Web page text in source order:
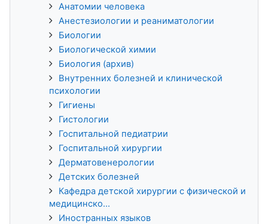
Анатомии человека
Анестезиологии и реаниматологии
Биологии
Биологической химии
Биология (архив)
Внутренних болезней и клинической
психологии
Гигиены
Гистологии
Госпитальной педиатрии
Госпитальной хирургии
Дерматовенерологии
Детских болезней
Кафедра детской хирургии с физической и
медицинско...
Иностранных языков